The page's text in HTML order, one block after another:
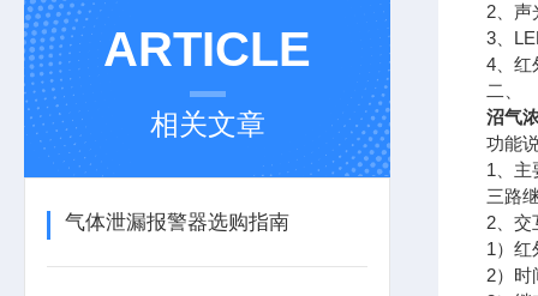
ARTICLE
相关文章
气体泄漏报警器选购指南
2、声
3、
4、红
二、
沼气
功能
1、主
三路
2、交
1）红
2）时